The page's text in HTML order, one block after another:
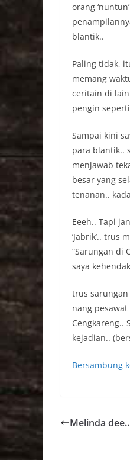
orang
blantik..
Paling tidak,
memang
ceritain di
pengin
Sampai kini
para blantik..
menjawab
besar yang
tenanan..
Eeeh.. Tapi
‘Jabrik’.. trus
“Sarungan di
saya
trus sarungan
nang
Cengkareng..
kejadian..
Bersambung
Melinda